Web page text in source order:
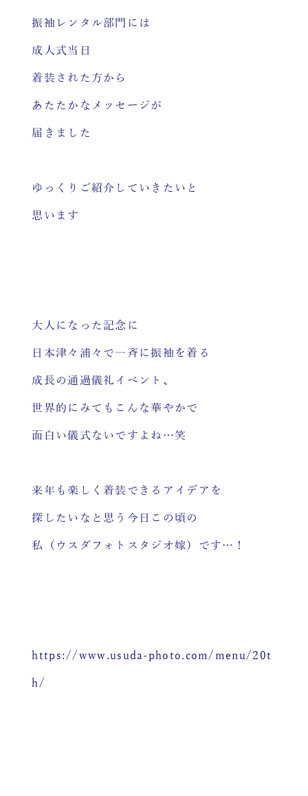
振袖レンタル部門には
成人式当日
着装された方から
あたたかなメッセージが
届きました
ゆっくりご紹介していきたいと
思います
大人になった記念に
日本津々浦々で一斉に振袖を着る
成長の通過儀礼イベント、
世界的にみてもこんな華やかで
面白い儀式ないですよね…笑
来年も楽しく着装できるアイデアを
探したいなと思う今日この頃の
私（ウスダフォトスタジオ嫁）です…！
https://www.usuda-photo.com/menu/20t
h/